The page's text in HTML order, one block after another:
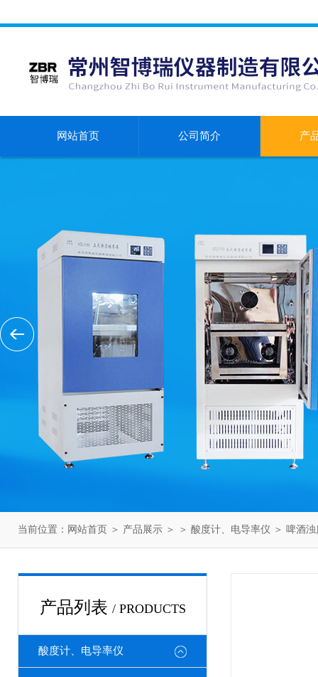
网站首页 公司简介 产
当前位置： 网站首页 ＞ 产品展示 ＞ ＞ 酸度计、电导率仪 ＞ 啤酒
产品列表 / PRODUCTS
酸度计、电导率仪